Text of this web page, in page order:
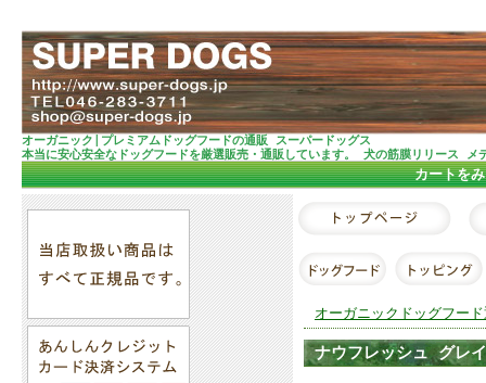
オーガニック|プレミアムドッグフードの通販 スーパードッグス
本当に安心安全なドッグフードを厳選販売・通販しています。 犬の筋膜リリース メ
カートを
オーガニックドッグフー
ナウフレッシュ グレ